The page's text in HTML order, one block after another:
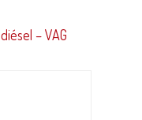
– VAG